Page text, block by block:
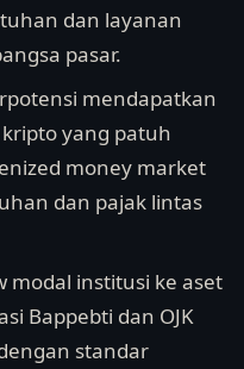
dan layanan
pasar.
mendapatkan
yang patuh
money market
dan pajak lintas
modal institusi ke aset
Bappebti dan OJK
standar